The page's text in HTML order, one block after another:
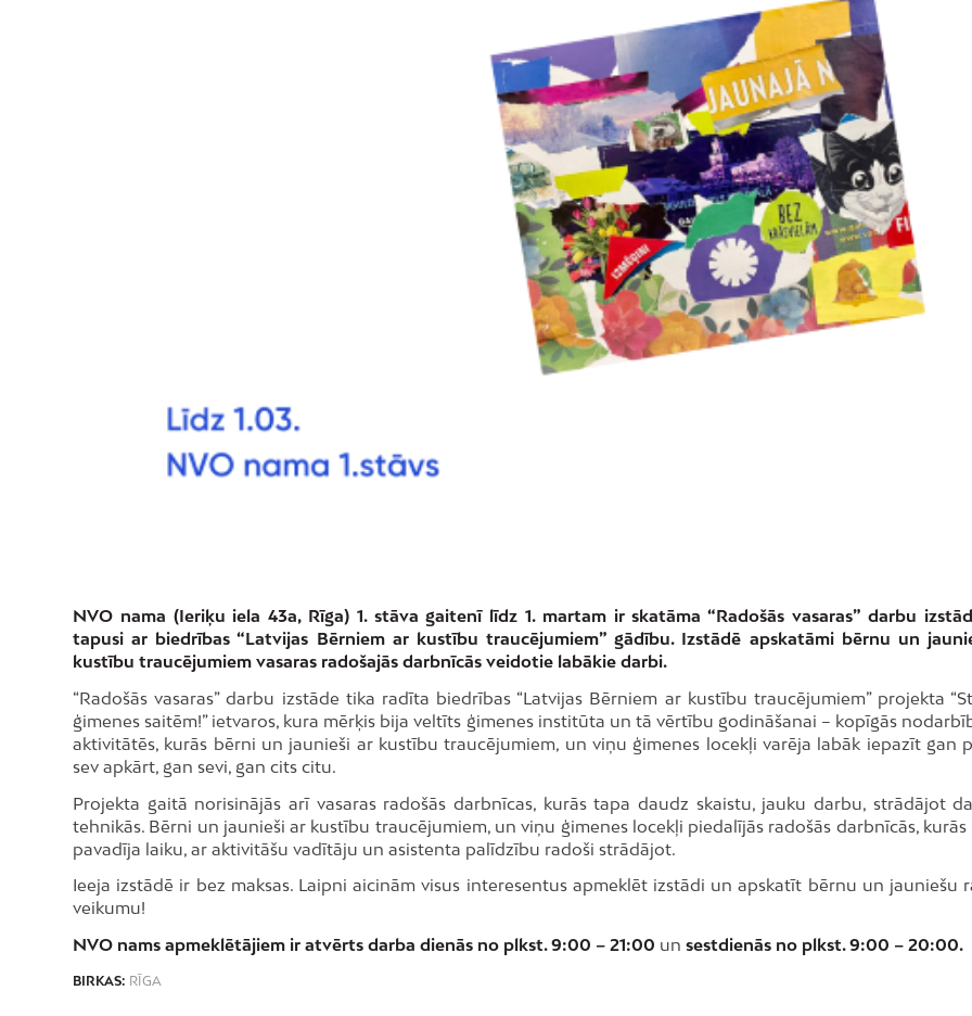
NVO nama (Ieriķu iela 43a, Rīga) 1. stāva gaitenī līdz 1. martam ir skatāma “Radošās vasaras” darbu
tapusi ar biedrības “Latvijas Bērniem ar kustību traucējumiem” gādību. Izstādē apskatāmi bērnu un
kustību traucējumiem vasaras radošajās darbnīcās veidotie labākie darbi.
“Radošās vasaras” darbu izstāde tika radīta biedrības “Latvijas Bērniem ar kustību traucējumiem” projekta
ģimenes saitēm!” ietvaros, kura mērķis bija veltīts ģimenes institūta un tā vērtību godināšanai – kopīgās
aktivitātēs, kurās bērni un jaunieši ar kustību traucējumiem, un viņu ģimenes locekļi varēja labāk iepazīt gan
sev apkārt, gan sevi, gan cits citu.
Projekta gaitā norisinājās arī vasaras radošās darbnīcas, kurās tapa daudz skaistu, jauku darbu, strādājot
tehnikās. Bērni un jaunieši ar kustību traucējumiem, un viņu ģimenes locekļi piedalījās radošās darbnīcās, kurās
pavadīja laiku, ar aktivitāšu vadītāju un asistenta palīdzību radoši strādājot.
Ieeja izstādē ir bez maksas. Laipni aicinām visus interesentus apmeklēt izstādi un apskatīt bērnu un jauniešu
veikumu!
NVO nams apmeklētājiem ir atvērts darba dienās no plkst. 9:00 – 21:00 un sestdienās no plkst. 9:00 – 20:00.
BIRKAS: RĪGA